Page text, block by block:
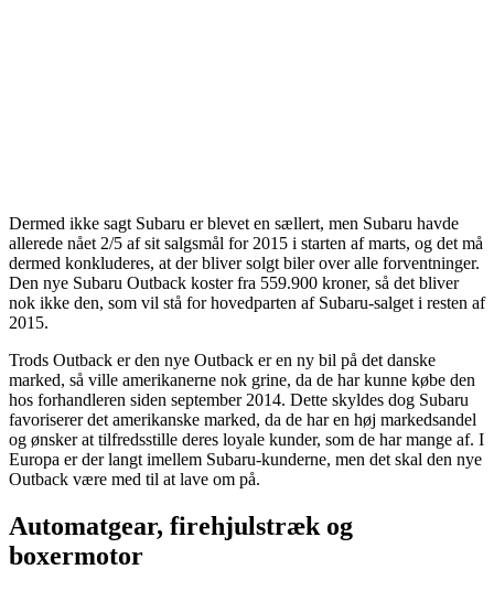
Dermed ikke sagt Subaru er blevet en sællert, men Subaru havde
allerede nået 2/5 af sit salgsmål for 2015 i starten af marts, og det må
dermed konkluderes, at der bliver solgt biler over alle forventninger.
Den nye Subaru Outback koster fra 559.900 kroner, så det bliver
nok ikke den, som vil stå for hovedparten af Subaru-salget i resten af
2015.
Trods Outback er den nye Outback er en ny bil på det danske
marked, så ville amerikanerne nok grine, da de har kunne købe den
hos forhandleren siden september 2014. Dette skyldes dog Subaru
favoriserer det amerikanske marked, da de har en høj markedsandel
og ønsker at tilfredsstille deres loyale kunder, som de har mange af. I
Europa er der langt imellem Subaru-kunderne, men det skal den nye
Outback være med til at lave om på.
Automatgear, firehjulstræk og
boxermotor